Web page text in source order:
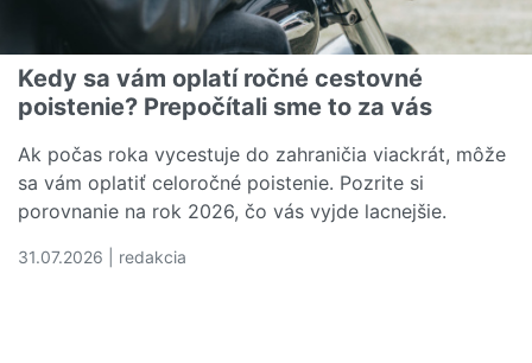
Kedy sa vám oplatí ročné cestovné
poistenie? Prepočítali sme to za vás
Ak počas roka vycestuje do zahraničia viackrát, môže
sa vám oplatiť celoročné poistenie. Pozrite si
porovnanie na rok 2026, čo vás vyjde lacnejšie.
31.07.2026 | redakcia